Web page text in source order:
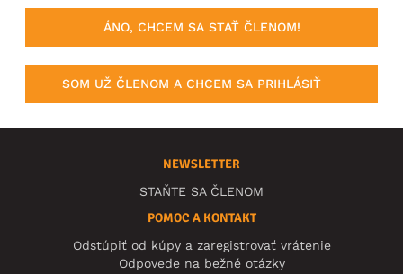
ÁNO, CHCEM SA STAŤ ČLENOM!
SOM UŽ ČLENOM A CHCEM SA PRIHLÁSIŤ
NEWSLETTER
STAŇTE SA ČLENOM
POMOC A KONTAKT
Odstúpiť od kúpy a zaregistrovať vrátenie
Odpovede na bežné otázky